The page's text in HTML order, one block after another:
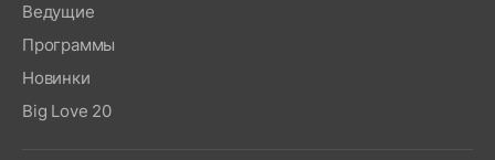
Ведущие
Программы
Новинки
Big Love 20